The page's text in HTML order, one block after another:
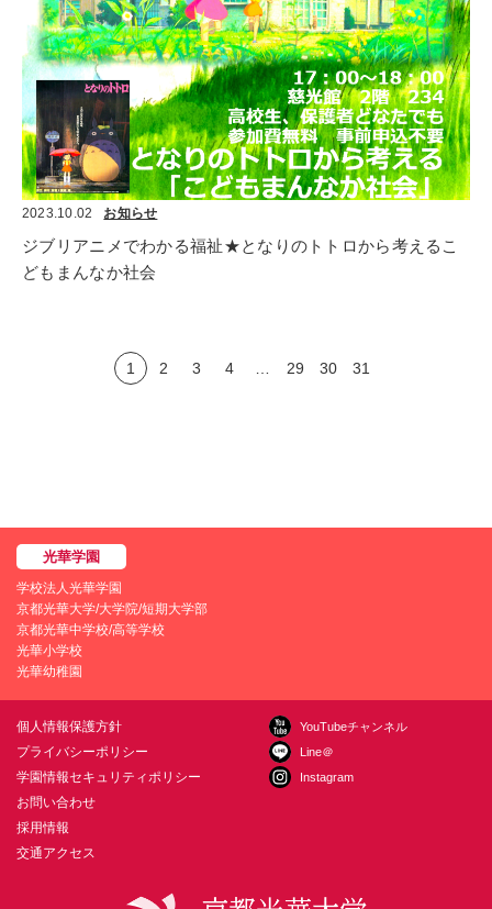
2023.10.02 お知らせ
ジブリアニメでわかる福祉★となりのトトロから考えるこ
どもまんなか社会
1 2 3 4 29 30 31
学校法人光華学園
京都光華大学/大学院/短期大学部
京都光華中学校/高等学校
光華小学校
光華幼稚園
個人情報保護方針
プライバシーポリシー
学園情報セキュリティポリシー
お問い合わせ
採用情報
交通アクセス
YouTubeチャンネル
Line＠
Instagram